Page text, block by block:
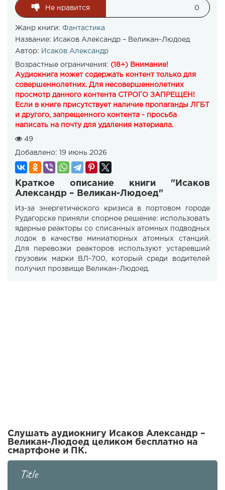
Не нравится 0
Жанр книги: Фантастика
Название: Исаков Александр – Великан-Людоед
Автор: Исаков Александр
Возрастные ограничения: (18+) Внимание!
Аудиокнига может содержать контент только для
совершеннолетних. Для несовершеннолетних
просмотр данного контента СТРОГО ЗАПРЕЩЕН!
Если в книге присутствует наличие пропаганды ЛГБТ
и другого, запрещенного контента - просьба
написать на почту для удаления материала.
49
Добавлено: 19 июнь 2026
Краткое описание книги "Исаков
Александр – Великан-Людоед"
Из-за энергетического кризиса в портовом городе
Рудагорске приняли спорное решение: использовать
ядерные реакторы со списанных атомных подводных
лодок в качестве миниатюрных атомных станций.
Для перевозки реакторов используют устаревший
грузовик марки ВЛ-700, который среди водителей
получил прозвище Великан-Людоед.
Слушать аудиокнигу Исаков Александр –
Великан-Людоед целиком бесплатно на
смартфоне и ПК.
Title